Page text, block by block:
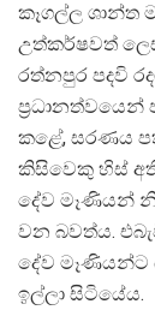
කෑගල්ල ශාන්ත
උත්කර්ෂවත්
රත්නපුර පදවි
ප්රධානත්වයෙන්
කළේ, සරණය
කිසිවෙකු හිස්
දේව මෑණියන්
වන බවත්ය.
දේව මෑණියන්ට
ඉල්ලා සිටියේය.